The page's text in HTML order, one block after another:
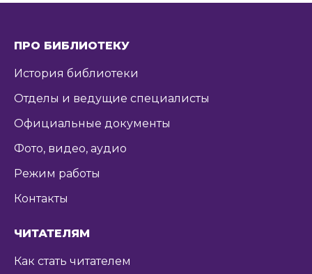
ПРО БИБЛИОТЕКУ
История библиотеки
Отделы и ведущие специалисты
Официальные документы
Фото, видео, аудио
Режим работы
Контакты
ЧИТАТЕЛЯМ
Как стать читателем